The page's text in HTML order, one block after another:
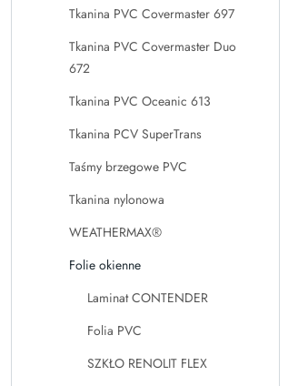
Tkanina PVC Covermaster 697
Tkanina PVC Covermaster Duo
672
Tkanina PVC Oceanic 613
Tkanina PCV SuperTrans
Taśmy brzegowe PVC
Tkanina nylonowa
WEATHERMAX®
Folie okienne
Laminat CONTENDER
Folia PVC
SZKŁO RENOLIT FLEX